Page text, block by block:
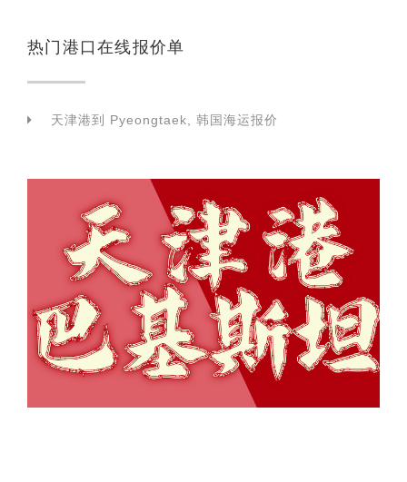
热门港口在线报价单
天津港到 Pyeongtaek, 韩国海运报价